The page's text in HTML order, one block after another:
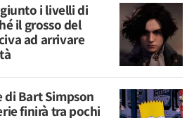
i livelli di
il grosso del
ad arrivare
Bart Simpson
finirà tra pochi